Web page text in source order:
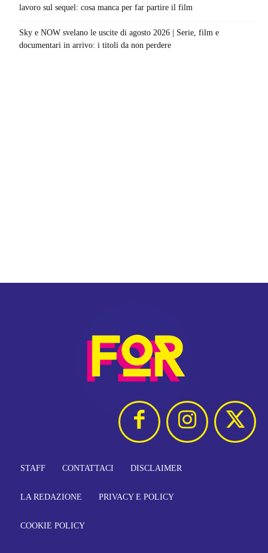
lavoro sul sequel: cosa manca per far partire il film
Sky e NOW svelano le uscite di agosto 2026 | Serie, film e
documentari in arrivo: i titoli da non perdere
STAFF CONTATTACI DISCLAIMER
LA REDAZIONE PRIVACY E POLICY
COOKIE POLICY